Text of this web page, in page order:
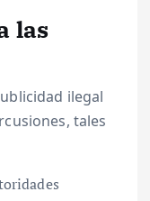
las
ilegal
tales